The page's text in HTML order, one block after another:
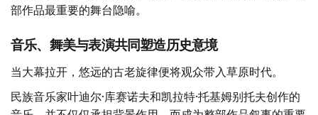
部作品最重要的舞台隐喻。
音乐、舞美与表演共同塑造历史意境
当大幕拉开，悠远的古老旋律便将观众带入草原时代。
民族音乐家叶迪尔·库赛诺夫和凯拉特·托基姆别托夫创作的